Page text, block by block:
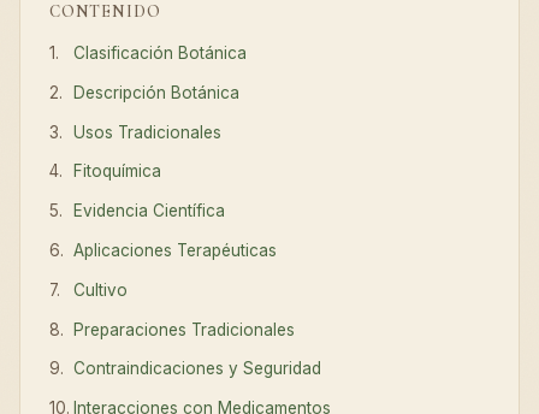
CONTENIDO
Clasificación Botánica
Descripción Botánica
Usos Tradicionales
Fitoquímica
Evidencia Científica
Aplicaciones Terapéuticas
Cultivo
Preparaciones Tradicionales
Contraindicaciones y Seguridad
Interacciones con Medicamentos